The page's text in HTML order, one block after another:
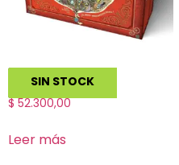
SIN STOCK
El Memorioso
$52.300,00
Leer más